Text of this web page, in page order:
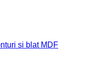
si blat MDF